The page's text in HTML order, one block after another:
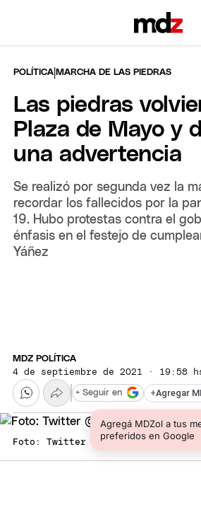
POLÍTICA |MARCHA DE LAS PIEDRAS
Las piedras
Plaza de Mayo y
una advertencia
Se realizó por segunda vez la
recordar los fallecidos por la
19. Hubo protestas contra el
énfasis en el festejo de
Yáñez
MDZ POLÍTICA
4 de septiembre de 2021 · 19:58
+Agregar
Agregá MDZol a tus
preferidos en Google
+ Seguir en
Foto: Twitter @veroloren Foto: